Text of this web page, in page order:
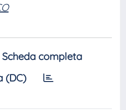
Scheda completa
(DC)